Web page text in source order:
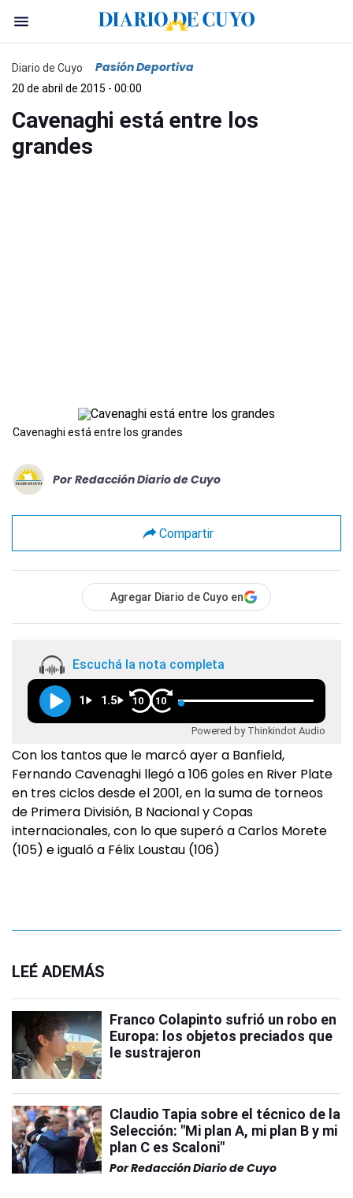
Diario de Cuyo Pasión Deportiva
20 de abril de 2015 - 00:00
Cavenaghi está entre los
grandes
Cavenaghi está entre los grandes
Por Redacción Diario de Cuyo
Compartir
Agregar Diario de Cuyo en
Escuchá la nota completa
1 1.5 10 10
Powered by Thinkindot Audio
Con los tantos que le marcó ayer a Banfield,
Fernando Cavenaghi llegó a 106 goles en River Plate
en tres ciclos desde el 2001, en la suma de torneos
de Primera División, B Nacional y Copas
internacionales, con lo que superó a Carlos Morete
(105) e igualó a Félix Loustau (106)
LEÉ ADEMÁS
Franco Colapinto sufrió un robo en
Europa: los objetos preciados que
le sustrajeron
Claudio Tapia sobre el técnico de la
Selección: "Mi plan A, mi plan B y mi
plan C es Scaloni"
PorRedacción Diario de Cuyo